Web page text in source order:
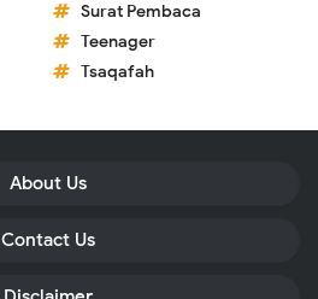
Surat Pembaca
Teenager
Tsaqafah
About Us
Contact Us